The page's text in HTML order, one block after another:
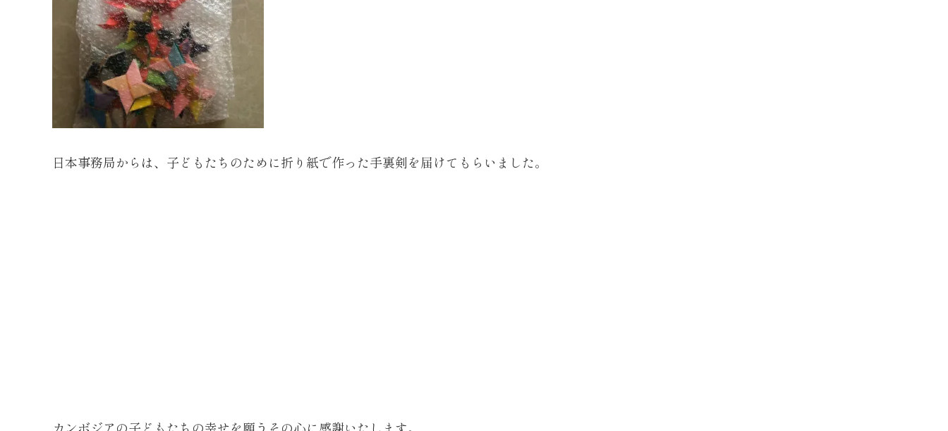
日本事務局からは、子どもたちのために折り紙で作った手裏剣を届けてもらいました。
カンボジアの子どもたちの幸せを願うその心に感謝いたします。